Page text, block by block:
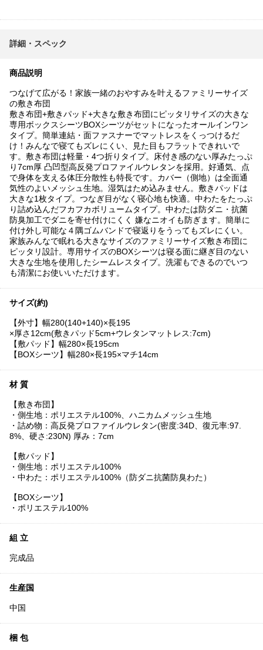
詳細・スペック
商品説明
つなげて広がる！家族一緒のおやすみを叶えるファミリーサイズ
の敷き布団
敷き布団+敷きパッド+大きな敷き布団にピッタリサイズの大きな
専用ボックスシーツBOXシーツがセットになったオールインワン
タイプ。簡単連結・面ファスナーでマットレスをくっつけるだ
け！みんなで寝てもズレにくい、見た目もフラットできれいで
す。敷き布団は軽量・4つ折りタイプ。床付き感のない厚みたっぷ
り7cm厚 凸凹型高反発プロファイルウレタンを採用。好通気、点
で身体を支える体圧分散性も特長です。カバー（側地）は全面通
気性のよいメッシュ生地。湿気はため込みません。敷きパッドは
大きな1枚タイプ。つなぎ目がなく寝心地も快適。中わたをたっぷ
り詰め込んだフカフカボリュームタイプ。中わたは防ダニ・抗菌
防臭加工でダニを寄せ付けにくく 嫌なニオイも防ぎます。簡単に
付け外し可能な４隅ゴムバンドで寝返りをうってもズレにくい。
家族みんなで眠れる大きなサイズのファミリーサイズ敷き布団に
ピッタリ設計。専用サイズのBOXシーツは寝る面に継ぎ目のない
大きな生地を使用したシームレスタイプ。洗濯もできるのでいつ
も清潔にお使いいただけます。
サイズ(約)
【外寸】幅280(140+140)×長195
×厚さ12cm(敷きパッド5cm+ウレタンマットレス:7cm)
【敷パッド】幅280×長195cm
【BOXシーツ】幅280×長195×マチ14cm
材 質
【敷き布団】
・側生地：ポリエステル100%、ハニカムメッシュ生地
・詰め物：高反発プロファイルウレタン(密度:34D、復元率:97.
8%、硬さ:230N) 厚み：7cm
【敷パッド】
・側生地：ポリエステル100%
・中わた：ポリエステル100%（防ダニ抗菌防臭わた）
【BOXシーツ】
・ポリエステル100%
組 立
完成品
生産国
中国
梱 包